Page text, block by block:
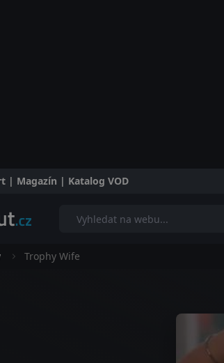
| Magazín | Katalog VOD
Trophy Wife